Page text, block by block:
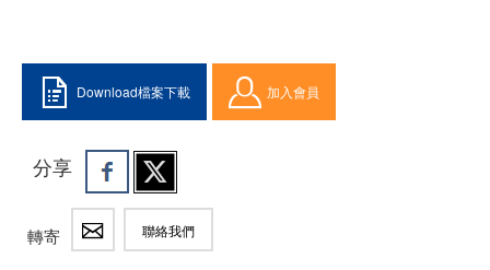
Download檔案下載 加入會員
分享
轉寄 聯絡我們